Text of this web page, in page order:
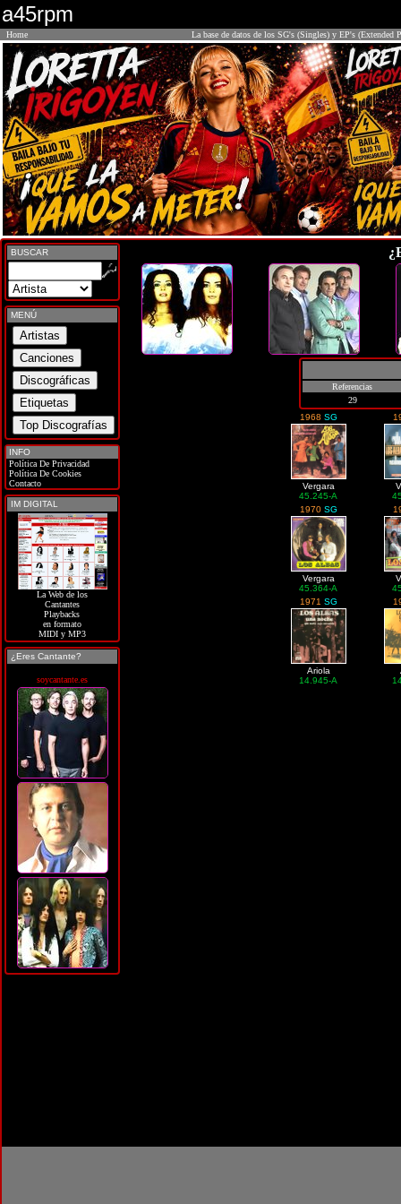
a45rpm
Home La base de datos de los SG's (Singles) y EP's (Extended
BUSCAR
MENÚ
INFO
Política De Privacidad
Política De Cookies
Contacto
IM DIGITAL
La Web de los
Cantantes
Playbacks
en formato
MIDI y MP3
¿Eres Cantante?
soycantante.es
Referencias
29
1968 SG
Vergara
45.245-A
1970 SG
Vergara
45.364-A
1971 SG
Ariola
14.945-A